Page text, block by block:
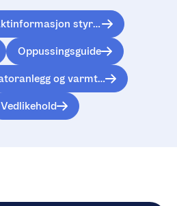
Kontaktinformasjon styret
Oppussingsguide
Radiatoranlegg og varmt tappevann
Vedlikehold